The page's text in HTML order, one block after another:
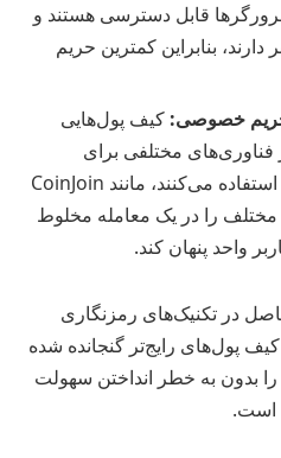
قابل دسترسی هستند و
دارند، بنابراین کمترین حریم
خصوصی: کیف پول‌هایی
فناوری‌های مختلفی برای
افزایش ناشناسی کاربران استفاده می‌کنند، مانند CoinJoin
را در یک معامله مخلوط
واحد پنهان کند.
حاصل در تکنیک‌های رمزنگاری
پول‌های رایج‌تر گنجانده شده
بدون به خطر انداختن سهولت
است.